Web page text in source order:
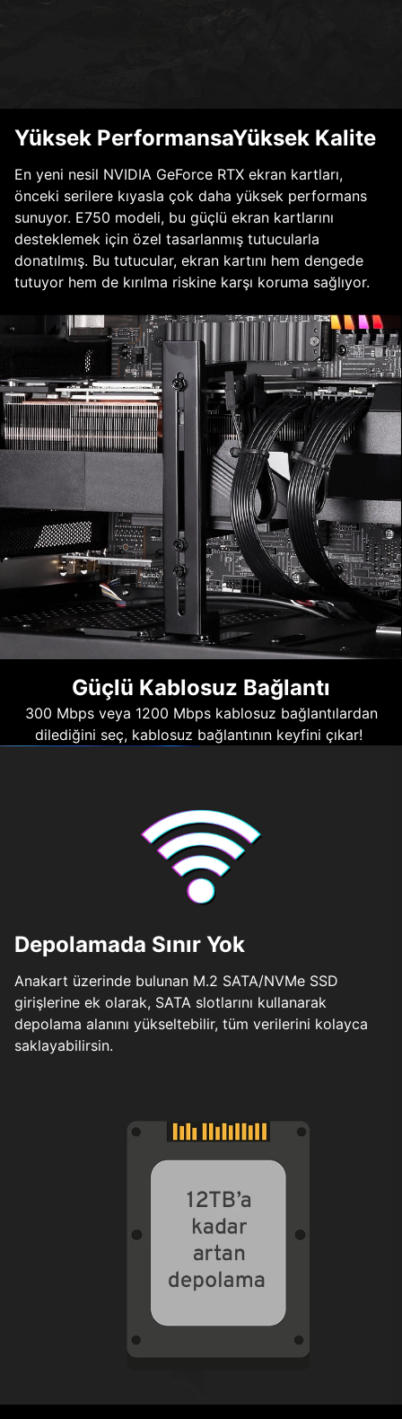
Yüksek PerformansaYüksek Kalite
En yeni nesil NVIDIA GeForce RTX ekran kartları,
önceki serilere kıyasla çok daha yüksek performans
sunuyor. E750 modeli, bu güçlü ekran kartlarını
desteklemek için özel tasarlanmış tutucularla
donatılmış. Bu tutucular, ekran kartını hem dengede
tutuyor hem de kırılma riskine karşı koruma sağlıyor.
Güçlü Kablosuz Bağlantı
300 Mbps veya 1200 Mbps kablosuz bağlantılardan
dilediğini seç, kablosuz bağlantının keyfini çıkar!
Depolamada Sınır Yok
Anakart üzerinde bulunan M.2 SATA/NVMe SSD
girişlerine ek olarak, SATA slotlarını kullanarak
depolama alanını yükseltebilir, tüm verilerini kolayca
saklayabilirsin.